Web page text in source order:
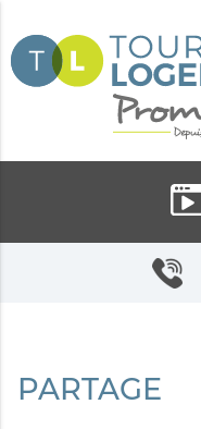
PARTAGE